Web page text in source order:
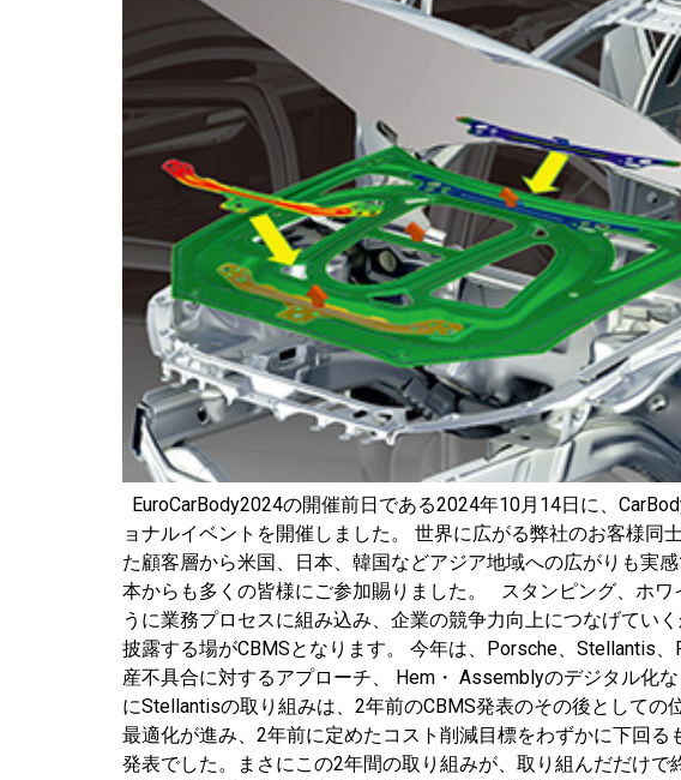
EuroCarBody2024の開催前日である2024年10月14日に、
ョナルイベントを開催しました。 世界に広がる弊社のお客様
た顧客層から米国、日本、韓国などアジア地域への広がりも実
本からも多くの皆様にご参加賜りました。 スタンピング、ホ
うに業務プロセスに組み込み、企業の競争力向上につなげてい
披露する場がCBMSとなります。 今年は、Porsche、Stellantis
産不具合に対するアプローチ、 Hem・ Assemblyのデジタル化
にStellantisの取り組みは、2年前のCBMS発表のその後として
最適化が進み、2年前に定めたコスト削減目標をわずかに下回
発表でした。まさにこの2年間の取り組みが、取り組んだだけ